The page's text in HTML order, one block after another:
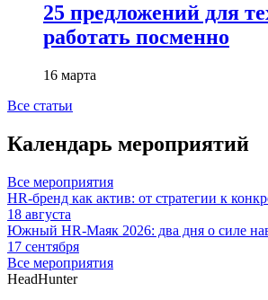
25 предложений для
работать посменно
16 марта
Все статьи
Календарь мероприятий
Все мероприятия
HR-бренд как актив: от стратегии к
18 августа
Южный HR-Маяк 2026: два дня о силе
17 сентября
Все мероприятия
HeadHunter